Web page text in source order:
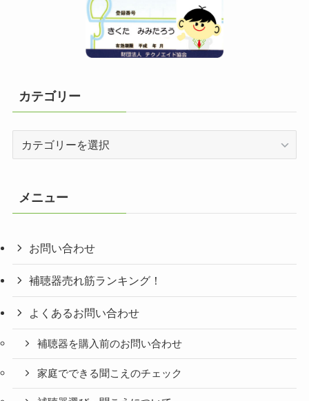
カテゴリー
メニュー
お問い合わせ
補聴器売れ筋ランキング！
よくあるお問い合わせ
補聴器を購入前のお問い合わせ
家庭でできる聞こえのチェック